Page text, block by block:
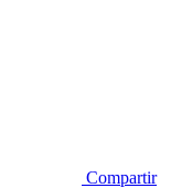
Compartir